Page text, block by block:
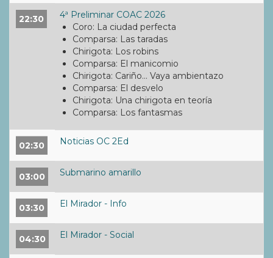
22:30
4ª Preliminar COAC 2026
Coro: La ciudad perfecta
Comparsa: Las taradas
Chirigota: Los robins
Comparsa: El manicomio
Chirigota: Cariño... Vaya ambientazo
Comparsa: El desvelo
Chirigota: Una chirigota en teoría
Comparsa: Los fantasmas
02:30 Noticias OC 2Ed
03:00 Submarino amarillo
03:30 El Mirador - Info
04:30 El Mirador - Social